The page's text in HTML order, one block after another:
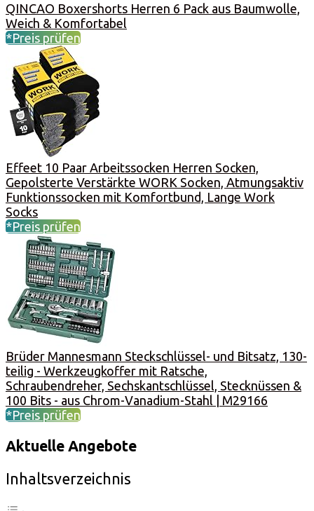
QINCAO Boxershorts Herren 6 Pack aus Baumwolle,
Weich & Komfortabel
*Preis prüfen
Effeet 10 Paar Arbeitssocken Herren Socken,
Gepolsterte Verstärkte WORK Socken, Atmungsaktiv
Funktionssocken mit Komfortbund, Lange Work
Socks
*Preis prüfen
Brüder Mannesmann Steckschlüssel- und Bitsatz, 130-
teilig - Werkzeugkoffer mit Ratsche,
Schraubendreher, Sechskantschlüssel, Stecknüssen &
100 Bits - aus Chrom-Vanadium-Stahl | M29166
*Preis prüfen
Aktuelle Angebote
Inhaltsverzeichnis